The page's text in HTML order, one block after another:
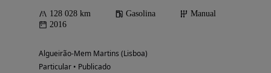
128 028 km Gasolina
Manual
2016
Algueirão-Mem Martins (Lisboa)
Particular • Publicado